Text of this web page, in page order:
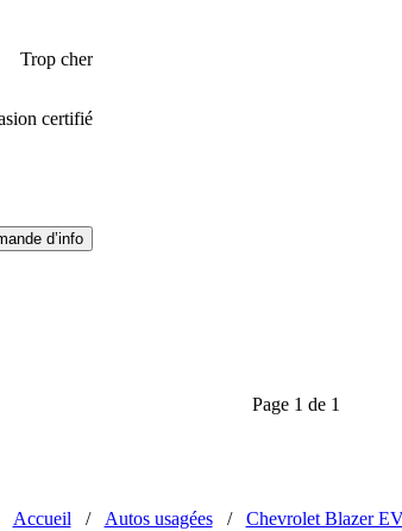
Trop cher
certifié
d’info
Page 1 de 1
Accueil / Autos usagées / Chevrolet Blazer